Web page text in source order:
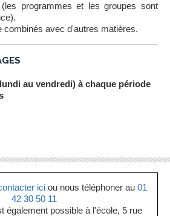
programmes et les groupes sont
combinés avec d'autres matières.
au vendredi) à chaque période
ici ou nous téléphoner au 01
42 30 50 11
également possible à l'école, 5 rue